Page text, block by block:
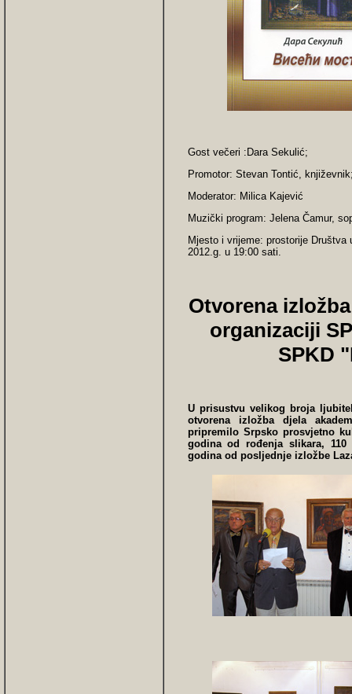
Gost večeri :Dara Sekulić;
Promotor: Stevan Tontić,
Moderator: Milica Kajević
Muzički program: Jelena Čamur,
Mjesto i vrijeme: prostorije
2012.g. u 19:00 sati.
Otvorena
organizaciji
SPKD
U prisustvu velikog broja
otvorena izložba djela
pripremilo Srpsko prosvjetno
godina od rođenja slikara,
godina od posljednje izložbe